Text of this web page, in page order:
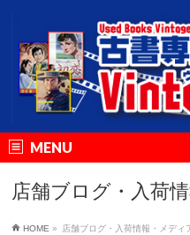
MENU
店舗ブログ・入荷
HOME » 店舗ブログ・入荷情報・メディ